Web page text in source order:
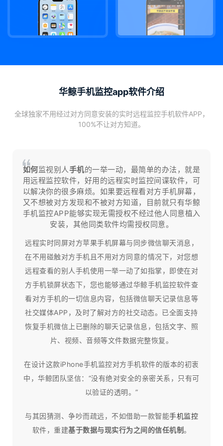
华鲸手机监控app软件介绍
全球独家不用经过对方同意安装的实时远程监控手机软件APP，
100%不让对方知道。
如何监视别人手机的一举一动，最简单的办法，就是
用远程监控软件，好用的远程实时监控间谍软件，可
以解决你的很多麻烦。如果要远程看对方手机屏幕，
又不想被对方发现和不被对方知道，目前就只有华鲸
手机监控APP能够实现无需授权不经过他人同意植入
安装，其他同类软件均需授权同意。
远程实时同屏对方苹果手机屏幕与同步微信聊天消息，
在不用碰触对方手机且不用对方同意的情况下，对您想
远程查看的别人手机使用一举一动了如指掌，即使在对
方手机锁屏状态下，您也能够通过华鲸手机监控软件查
看对方手机的一切信息内容，包括微信聊天记录信息等
社交媒体APP，及时了解对方的社交动态。已全面支持
恢复手机微信上已删除的聊天记录信息，包括文字、照
片、视频、音频等文件数据完整恢复。
在设计这款iPhone手机监控对方手机软件的版本的初衷
中，华鲸团队坚信：“没有绝对安全的亲密关系，只有可
以验证的透明。”
与其因猜测、争吵而疏远，不如借助一款智能手机监控
软件，重建基于数据与现实行为之间的信任机制。